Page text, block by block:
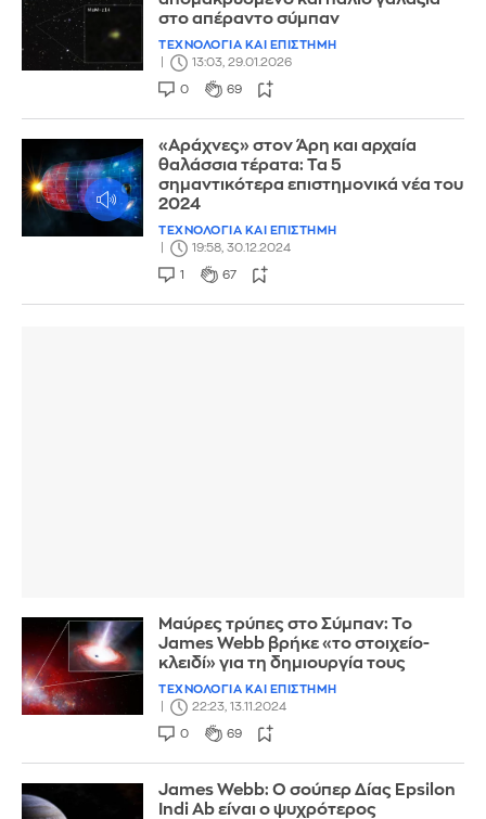
στο απέραντο σύμπαν
ΤΕΧΝΟΛΟΓΙΑ ΚΑΙ ΕΠΙΣΤΗΜΗ
13:03, 29.01.2026
0 69
«Αράχνες» στον Άρη και αρχαία
θαλάσσια τέρατα: Τα 5
σημαντικότερα επιστημονικά νέα του
2024
ΤΕΧΝΟΛΟΓΙΑ ΚΑΙ ΕΠΙΣΤΗΜΗ
19:58, 30.12.2024
1 67
Μαύρες τρύπες στο Σύμπαν: Το
James Webb βρήκε «το στοιχείο-
κλειδί» για τη δημιουργία τους
ΤΕΧΝΟΛΟΓΙΑ ΚΑΙ ΕΠΙΣΤΗΜΗ
22:23, 13.11.2024
0 69
James Webb: Ο σούπερ Δίας Epsilon
Indi Ab είναι ο ψυχρότερος